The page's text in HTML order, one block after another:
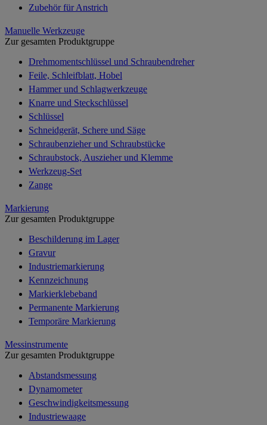
Zubehör für Anstrich
Manuelle Werkzeuge
Zur gesamten Produktgruppe
Drehmomentschlüssel und Schraubendreher
Feile, Schleifblatt, Hobel
Hammer und Schlagwerkzeuge
Knarre und Steckschlüssel
Schlüssel
Schneidgerät, Schere und Säge
Schraubenzieher und Schraubstücke
Schraubstock, Auszieher und Klemme
Werkzeug-Set
Zange
Markierung
Zur gesamten Produktgruppe
Beschilderung im Lager
Gravur
Industriemarkierung
Kennzeichnung
Markierklebeband
Permanente Markierung
Temporäre Markierung
Messinstrumente
Zur gesamten Produktgruppe
Abstandsmessung
Dynamometer
Geschwindigkeitsmessung
Industriewaage